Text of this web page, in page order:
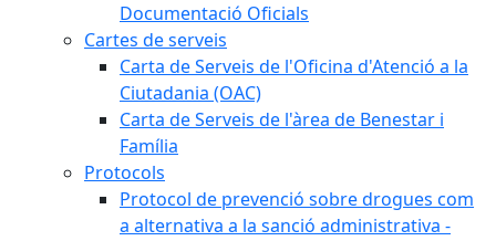
Documentació Oficials
Cartes de serveis
Carta de Serveis de l'Oficina d'Atenció a la
Ciutadania (OAC)
Carta de Serveis de l'àrea de Benestar i
Família
Protocols
Protocol de prevenció sobre drogues com
a alternativa a la sanció administrativa -